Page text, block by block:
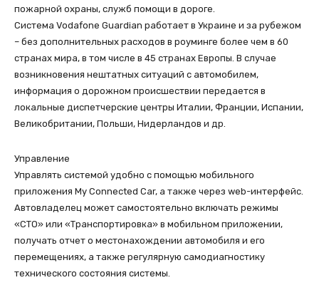
пожарной охраны, служб помощи в дороге.
Система Vodafone Guardian работает в Украине и за рубежом
– без дополнительных расходов в роуминге более чем в 60
странах мира, в том числе в 45 странах Европы. В случае
возникновения нештатных ситуаций с автомобилем,
информация о дорожном происшествии передается в
локальные диспетчерские центры Италии, Франции, Испании,
Великобритании, Польши, Нидерландов и др.
Управление
Управлять системой удобно с помощью мобильного
приложения My Connected Car, а также через web-интерфейс.
Автовладелец может самостоятельно включать режимы
«СТО» или «Транспортировка» в мобильном приложении,
получать отчет о местонахождении автомобиля и его
перемещениях, а также регулярную самодиагностику
технического состояния системы.